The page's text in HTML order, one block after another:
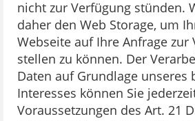
nicht zur Verfügung stünden.
daher den Web Storage, um
Webseite auf Ihre Anfrage zur
stellen zu können. Der
Daten auf Grundlage unseres
Interesses können Sie
Voraussetzungen des Art. 21